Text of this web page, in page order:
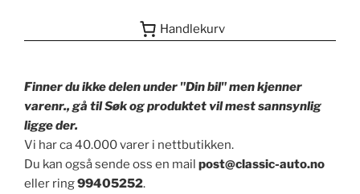
Handlekurv
Finner du ikke delen under "Din bil" men kjenner
varenr., gå til Søk og produktet vil mest sannsynlig
ligge der.
Vi har ca 40.000 varer i nettbutikken.
Du kan også sende oss en mail post@classic-auto.no
eller ring99405252.